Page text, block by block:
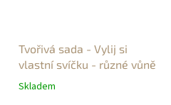
Tvořivá sada - Vylij si
vlastní svíčku - různé vůně
Skladem